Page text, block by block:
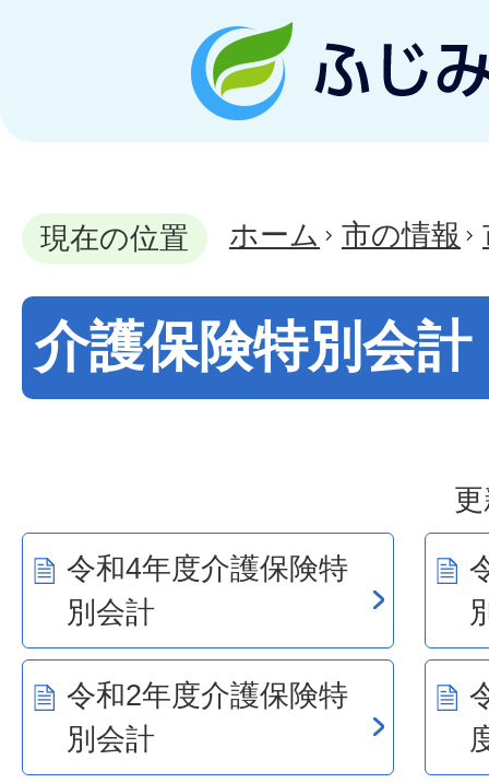
現在の位置 ホーム 市の情報
介護保険特別会計
令和4年度介護保険特
別会計
令和2年度介護保険特
別会計